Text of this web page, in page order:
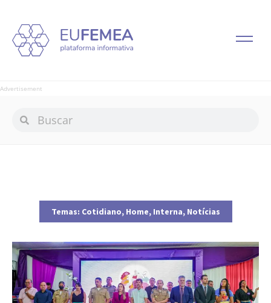
Advertisement
Temas: Cotidiano, Home, Interna, Notícias